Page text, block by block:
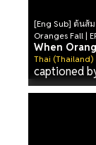
[Eng Sub] ต้นส้
Oranges Fall |
When
Thai (Thailand)
captioned